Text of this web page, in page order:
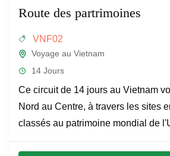
Route des partrimoines
VNF02
Voyage au Vietnam
14 Jours
Ce circuit de 14 jours au Vietnam
Nord au Centre, à travers les sites
classés au patrimoine mondial de